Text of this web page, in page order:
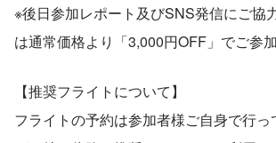
※後日参加レポート及びSNS発信にご協
は通常価格より「3,000円OFF」でご参
【推奨フライトについて】
フライトの予約は参加者様ご自身で行っ